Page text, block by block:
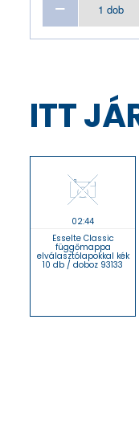
ITT
02:44
Esselte Classic
függőmappa
elválasztólapokkal kék
10 db / doboz 93133